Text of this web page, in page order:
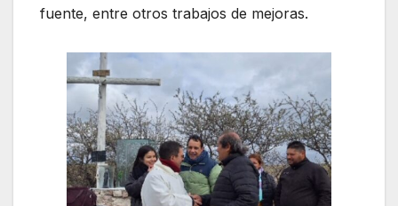
fuente, entre otros trabajos de mejoras.